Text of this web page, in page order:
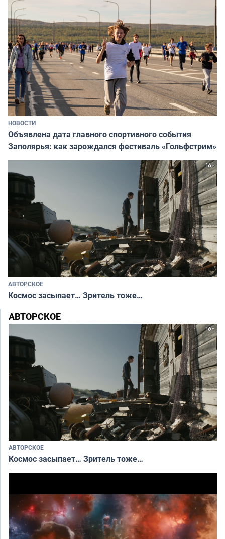
НОВОСТИ
Объявлена дата главного спортивного события
Заполярья: как зарождался фестиваль «Гольфстрим»
АВТОРСКОЕ
Космос засыпает… Зритель тоже…
АВТОРСКОЕ
АВТОРСКОЕ
Космос засыпает… Зритель тоже…